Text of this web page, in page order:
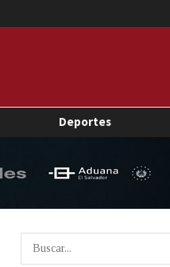
Deportes